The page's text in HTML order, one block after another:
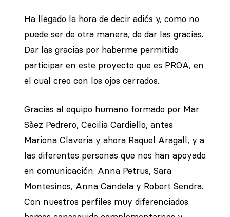
Ha llegado la hora de decir adiós y, como no
puede ser de otra manera, de dar las gracias.
Dar las gracias por haberme permitido
participar en este proyecto que es PROA, en
el cual creo con los ojos cerrados.
Gracias al equipo humano formado por Mar
Sàez Pedrero, Cecilia Cardiello, antes
Mariona Claveria y ahora Raquel Aragall, y a
las diferentes personas que nos han apoyado
en comunicación: Anna Petrus, Sara
Montesinos, Anna Candela y Robert Sendra.
Con nuestros perfiles muy diferenciados